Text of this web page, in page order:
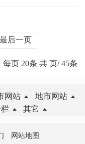
最后一页
每页 20条 共 页/45条
网站
地市网站
其它
网站地图